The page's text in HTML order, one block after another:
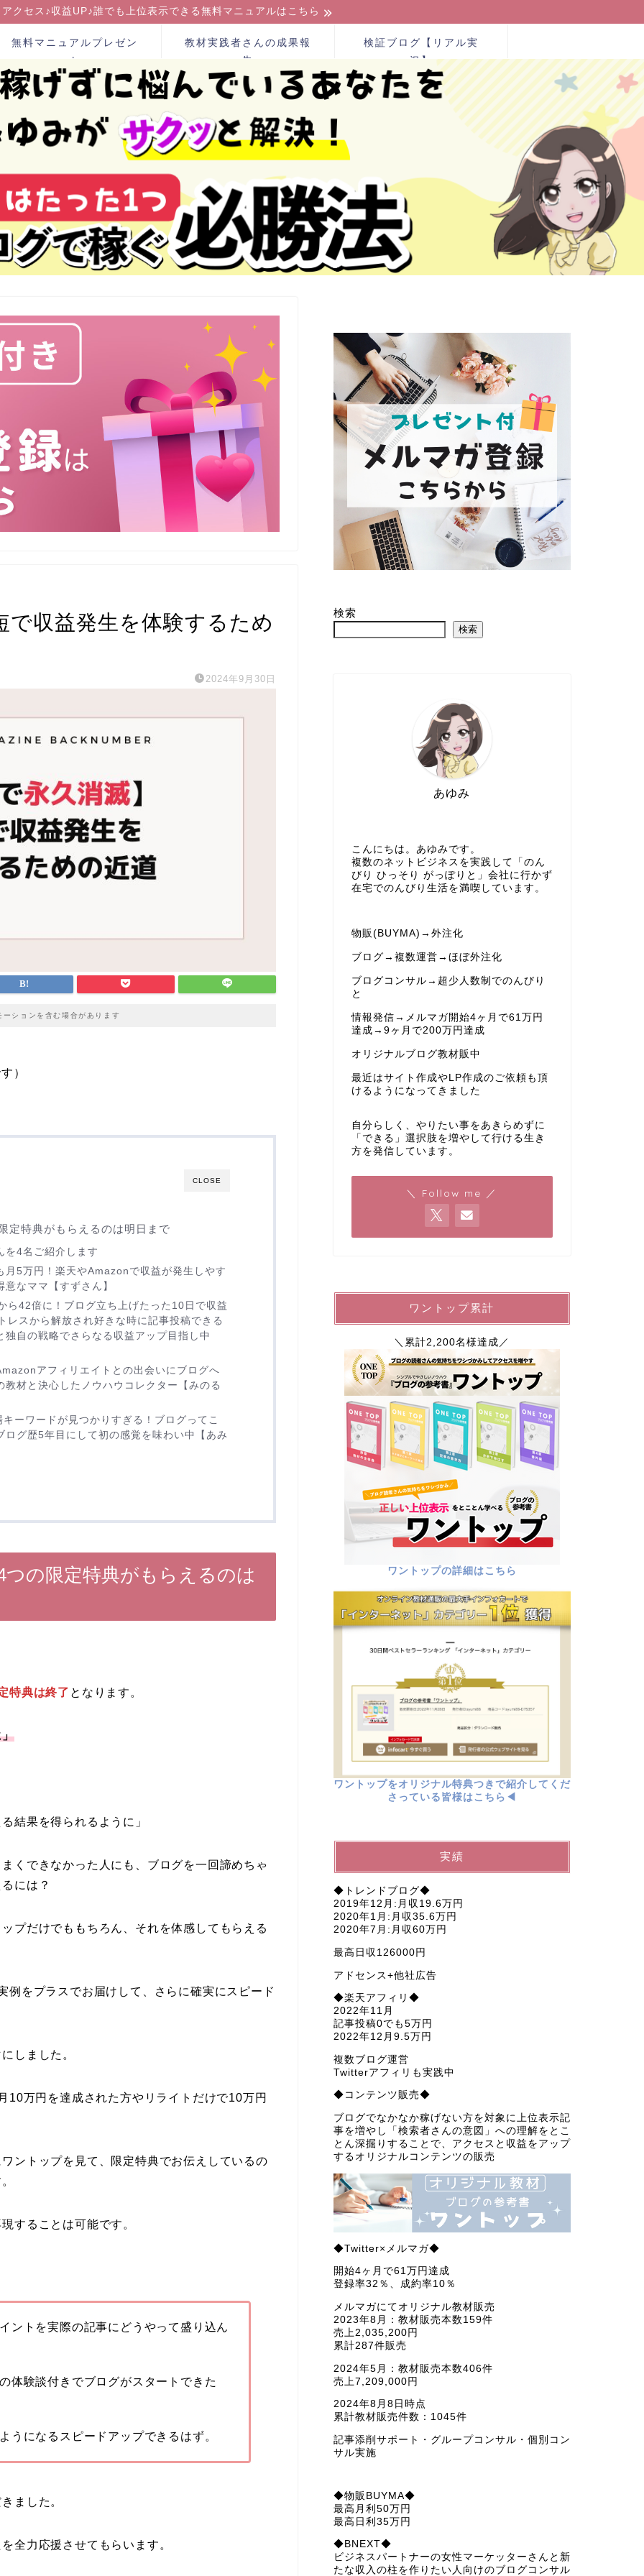
アクセス♪収益UP♪誰でも上位表示できる無料マニュアルはこちら
無料マニュアルプレゼン
ト
教材実践者さんの成果報
告
検証ブログ【リアル実
況】
で収益発生を体験するため
2024年9月30日
ーションを含む場合があります
）
CLOSE
定特典がもらえるのは明日まで
を4名ご紹介します
月5万円！楽天やAmazonで収益が発生しやす
なママ【すずさん】
ら42倍に！ブログ立ち上げたった10日で収益
レスから解放され好きな時に記事投稿できる
自の戦略でさらなる収益アップ目指し中
アフィリエイトとの出会いにブログへ
材と決心したノウハウコレクター【みのる
ーワードが見つかりすぎる！ブログってこ
ログ歴5年目にして初の感覚を味わい中【あみ
の限定特典がもらえるのは
特典は終了 となります。
」
結果を得られるように」
くできなかった人にも、ブログを一回諦めちゃ
には？
プだけでももちろん、それを体感してもらえる
例をプラスでお届けして、さらに確実にスピード
しました。
10万円を達成された方やリライトだけで10万円
ントップを見て、限定特典でお伝えしているの
することは可能です。
ントを実際の記事にどうやって盛り込ん
体験談付きでブログがスタートできた
うになるスピードアップできるはず。
ました。
全力応援させてもらいます。
検索
検索
あゆみ
こんにちは。あゆみです。
複数のネットビジネスを実践して「のん
びり ひっそり がっぽりと」会社に行かず
在宅でのんびり生活を満喫しています。
物販(BUYMA)→外注化
ブログ→複数運営→ほぼ外注化
ブログコンサル→超少人数制でのんびり
と
情報発信→メルマガ開始4ヶ月で61万円
達成→9ヶ月で200万円達成
オリジナルブログ教材販中
最近はサイト作成やLP作成のご依頼も頂
けるようになってきました
自分らしく、やりたい事をあきらめずに
「できる」選択肢を増やして行ける生き
方を発信しています。
＼ Follow me ／
ワントップ累計
＼累計2,200名様達成／
ワントップの詳細はこちら
ワントップをオリジナル特典つきで紹介してくだ
さっている皆様はこちら◀︎
実績
◆トレンドブログ◆
2019年12月:月収19.6万円
2020年1月:月収35.6万円
2020年7月:月収60万円
最高日収126000円
アドセンス+他社広告
◆楽天アフィリ◆
2022年11月
記事投稿0でも5万円
2022年12月9.5万円
複数ブログ運営
Twitterアフィリも実践中
◆コンテンツ販売◆
ブログでなかなか稼げない方を対象に上位表示記
事を増やし「検索者さんの意図」への理解をとこ
とん深掘りすることで、アクセスと収益をアップ
するオリジナルコンテンツの販売
◆Twitter×メルマガ◆
開始4ヶ月で61万円達成
登録率32％、成約率10％
メルマガにてオリジナル教材販売
2023年8月：教材販売本数159件
売上2,035,200円
累計287件販売
2024年5月：教材販売本数406件
売上7,209,000円
2024年8月8日時点
累計教材販売件数：1045件
記事添削サポート・グループコンサル・個別コン
サル実施
◆物販BUYMA◆
最高月利50万円
最高日利35万円
◆BNEXT◆
ビジネスパートナーの女性マーケッターさんと新
たな収入の柱を作りたい人向けのブログコンサル